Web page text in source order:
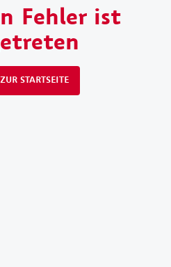
Fehler ist
STARTSEITE